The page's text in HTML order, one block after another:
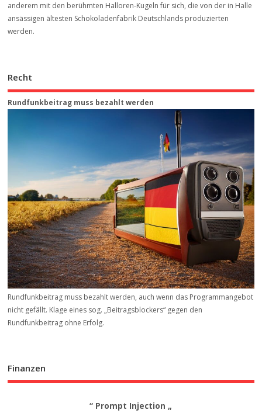
anderem mit den berühmten Halloren-Kugeln für sich, die von der in Halle
ansässigen ältesten Schokoladenfabrik Deutschlands produzierten
werden.
Recht
Rundfunkbeitrag muss bezahlt werden
Rundfunkbeitrag muss bezahlt werden, auch wenn das Programmangebot
nicht gefällt. Klage eines sog. „Beitrags­blockers“ gegen den
Rundfunkbeitrag ohne Erfolg.
Finanzen
“ Prompt Injection „